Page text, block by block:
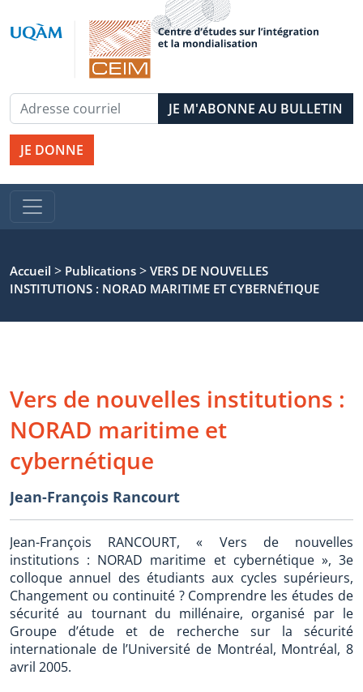
JE DONNE
Accueil > Publications > VERS DE NOUVELLES
INSTITUTIONS : NORAD MARITIME ET CYBERNÉTIQUE
Vers de nouvelles institutions :
NORAD maritime et
cybernétique
Jean-François Rancourt
Jean-François RANCOURT, « Vers de nouvelles
institutions : NORAD maritime et cybernétique », 3e
colloque annuel des étudiants aux cycles supérieurs,
Changement ou continuité ? Comprendre les études de
sécurité au tournant du millénaire, organisé par le
Groupe d’étude et de recherche sur la sécurité
internationale de l’Université de Montréal, Montréal, 8
avril 2005.